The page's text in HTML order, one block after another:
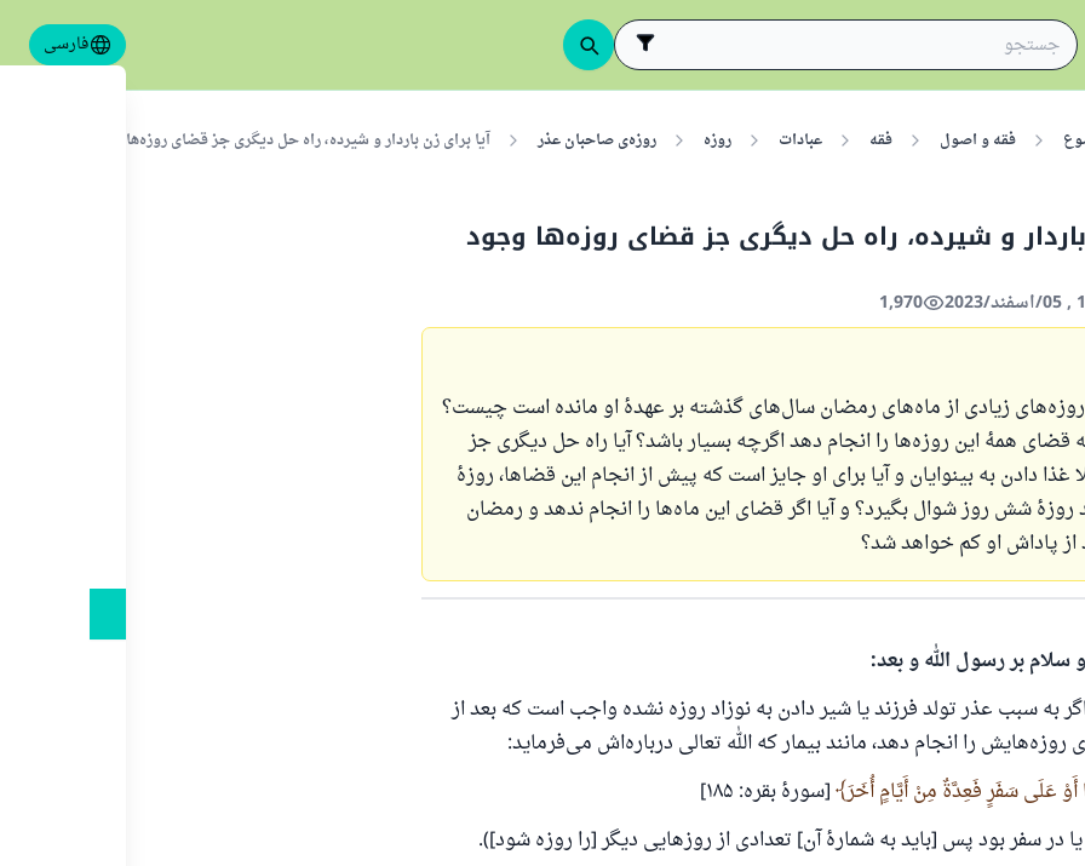
فارسی
فقه و اصول فقه عبادات روزه روزه‌ی صاحبان عذر آیا برای زن باردار و شیرده، راه حل دیگری جز قضای روزه‌ها وجود دارد؟
باردار و شیرده، راه حل دیگری جز قضای روزه‌ها وجود
1,970
زیادی از ماه‌های رمضان سال‌های گذشته بر عهدهٔ او مانده است چیست؟
که قضای همهٔ این روزه‌ها را انجام دهد اگرچه بسیار باشد؟ آیا راه حل دیگری جز
غذا دادن به بینوایان و آیا برای او جایز است که پیش از انجام این قضاها، روزهٔ
روزهٔ شش روز شوال بگیرد؟ و آیا اگر قضای این ماه‌ها را انجام ندهد و رمضان
از پاداش او کم خواهد شد؟
و سلام بر رسول الله و بعد:
اگر به سبب عذر تولد فرزند یا شیر دادن به نوزاد روزه نشده واجب است که بعد از
روزه‌هایش را انجام دهد، مانند بیمار که الله تعالی درباره‌اش می‌فرماید:
أَوْ عَلَى سَفَرٍ فَعِدَّةٌ مِنْ أَيَّامٍ أُخَرَ [سورهٔ بقره: ۱۸۵]
یا در سفر بود پس [باید به شمارهٔ آن] تعدادی از روزهایی دیگر [را روزه شود]).
یک زندگی زناشویی را نجات داد.
تا پاسخ، کمک مالی شما «اسلام سوال و جواب» را یاری می‌دهد.
رسول الله صلی الله علیه وسلم می‌فرماید
آنکه به سوی خیری راهنمایی کند مانند پاداش انجام دهنده‌اش را خواهد
داشت